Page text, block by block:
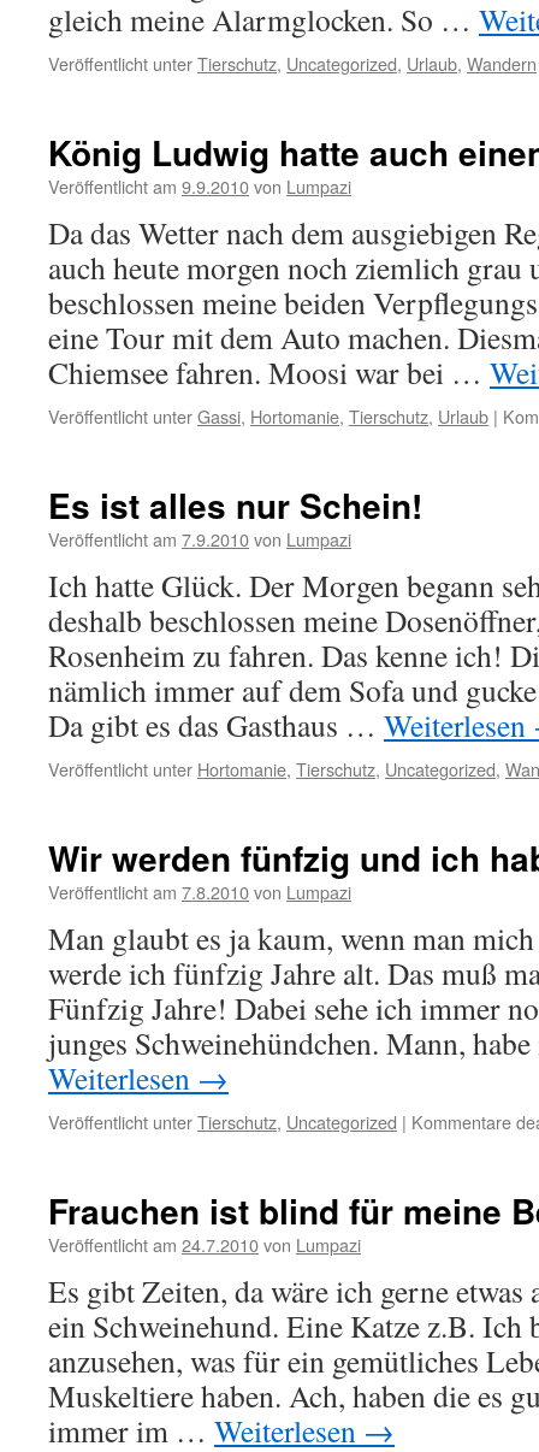
gleich meine Alarmglocken. So …
Veröffentlicht unterTierschutz, Uncategorized, Urlaub, Wandern
König Ludwig hatte auch
Veröffentlicht am 9.9.2010von Lumpazi
Da das Wetter nach dem ausgiebigen
auch heute morgen noch ziemlich
beschlossen meine beiden
eine Tour mit dem Auto machen.
Chiemsee fahren. Moosi war bei …
Veröffentlicht unterGassi, Hortomanie, Tierschutz, Urlaub |
Es ist alles nur Schein!
Veröffentlicht am 7.9.2010von Lumpazi
Ich hatte Glück. Der Morgen begann
deshalb beschlossen meine
Rosenheim zu fahren. Das kenne ich!
nämlich immer auf dem Sofa und
Da gibt es das Gasthaus … Weiterlesen
Veröffentlicht unter Hortomanie, Tierschutz, Uncategorized,
Wir werden fünfzig und ich
Veröffentlicht am 7.8.2010von Lumpazi
Man glaubt es ja kaum, wenn man
werde ich fünfzig Jahre alt. Das muß
Fünfzig Jahre! Dabei sehe ich immer
junges Schweinehündchen. Mann,
Weiterlesen →
Veröffentlicht unterTierschutz, Uncategorized | Kommentare
Frauchen ist blind für meine
Veröffentlicht am 24.7.2010von Lumpazi
Es gibt Zeiten, da wäre ich gerne etwas
ein Schweinehund. Eine Katze z.B. Ich
anzusehen, was für ein gemütliches
Muskeltiere haben. Ach, haben die es
immer im … Weiterlesen →